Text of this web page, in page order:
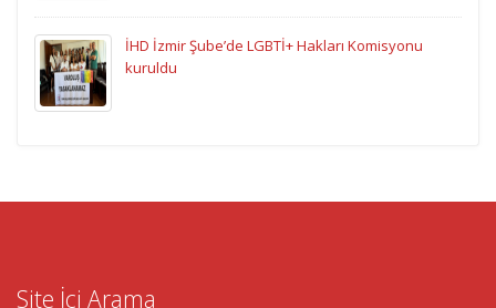
İHD İzmir Şube’de LGBTİ+ Hakları Komisyonu
kuruldu
Site İçi Arama